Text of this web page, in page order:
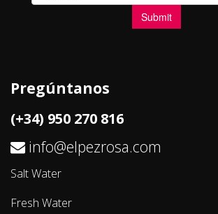
Pregúntanos
(+34) 950 270 816
info@elpezrosa.com
Salt Water
Fresh Water